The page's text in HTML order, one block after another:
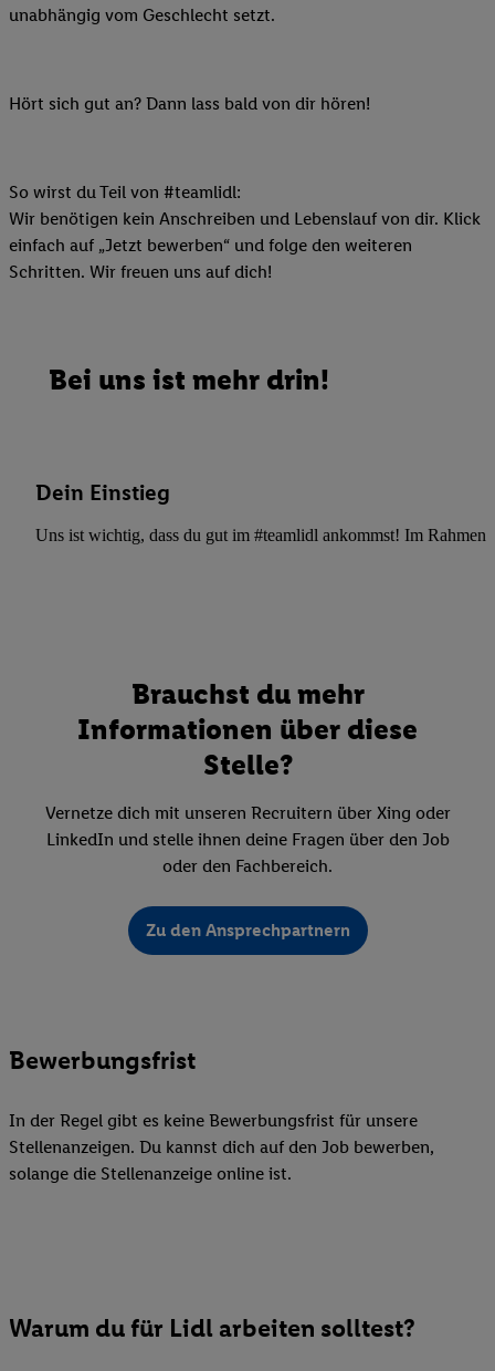
unabhängig vom Geschlecht setzt.
Hört sich gut an? Dann lass bald von dir hören!
So wirst du Teil von #teamlidl:
Wir benötigen kein Anschreiben und Lebenslauf von dir. Klick
einfach auf „Jetzt bewerben“ und folge den weiteren
Schritten. Wir freuen uns auf dich!
Bei uns ist mehr drin!
Dein Einstieg
Uns ist wichtig, dass du gut im #teamlidl ankommst! Im Rahmen
Brauchst du mehr
Informationen über diese
Stelle?
Vernetze dich mit unseren Recruitern über Xing oder
LinkedIn und stelle ihnen deine Fragen über den Job
oder den Fachbereich.
Zu den Ansprechpartnern
Bewerbungsfrist
In der Regel gibt es keine Bewerbungsfrist für unsere
Stellenanzeigen. Du kannst dich auf den Job bewerben,
solange die Stellenanzeige online ist.
Warum du für Lidl arbeiten solltest?